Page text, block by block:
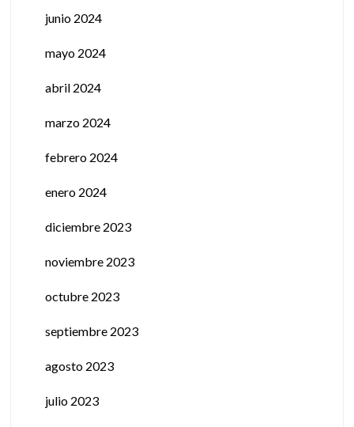
junio 2024
mayo 2024
abril 2024
marzo 2024
febrero 2024
enero 2024
diciembre 2023
noviembre 2023
octubre 2023
septiembre 2023
agosto 2023
julio 2023